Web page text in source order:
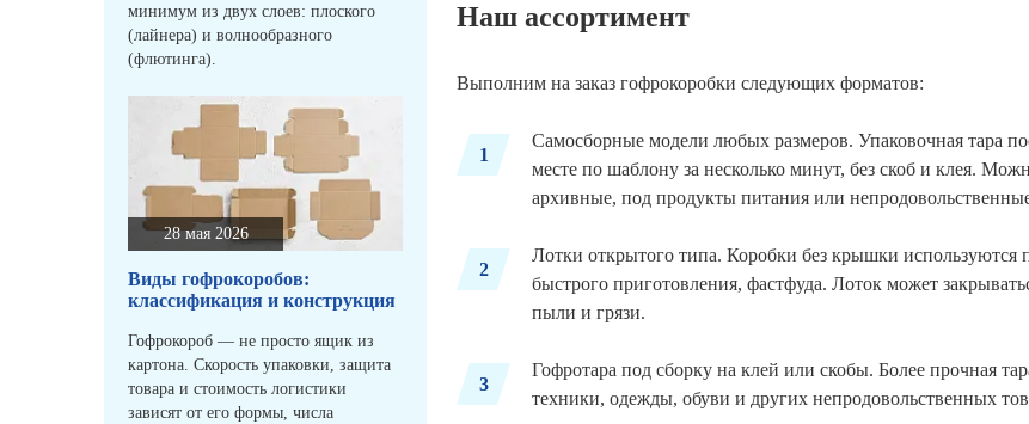
минимум из двух слоев: плоского
(лайнера) и волнообразного
(флютинга).
28 мая 2026
Виды гофрокоробов:
классификация и конструкция
Гофрокороб — не просто ящик из
картона. Скорость упаковки, защита
товара и стоимость логистики
зависят от его формы, числа
Наш ассортимент
Выполним на заказ гофрокоробки следующих форматов:
1
Самосборные модели любых размеров. Упаковочная тара
месте по шаблону за несколько минут, без скоб и клея.
архивные, под продукты питания или
2
Лотки открытого типа. Коробки без крышки
быстрого приготовления, фастфуда. Лоток может
пыли и грязи.
3
Гофротара под сборку на клей или скобы. Более прочная
техники, одежды, обуви и других непродовольственных